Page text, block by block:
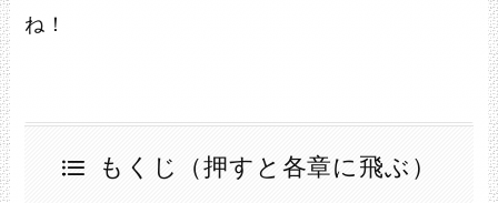
ね！
もくじ（押すと各章に飛ぶ）